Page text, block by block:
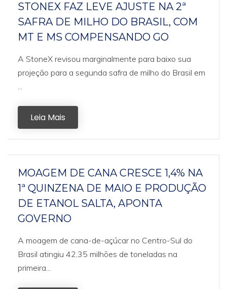
STONEX FAZ LEVE AJUSTE NA 2ª
SAFRA DE MILHO DO BRASIL, COM
MT E MS COMPENSANDO GO
A StoneX revisou marginalmente para baixo sua
projeção para a segunda safra de milho do Brasil em
...
Leia Mais
MOAGEM DE CANA CRESCE 1,4% NA
1ª QUINZENA DE MAIO E PRODUÇÃO
DE ETANOL SALTA, APONTA
GOVERNO
A moagem de cana-de-açúcar no Centro-Sul do
Brasil atingiu 42,35 milhões de toneladas na
primeira...